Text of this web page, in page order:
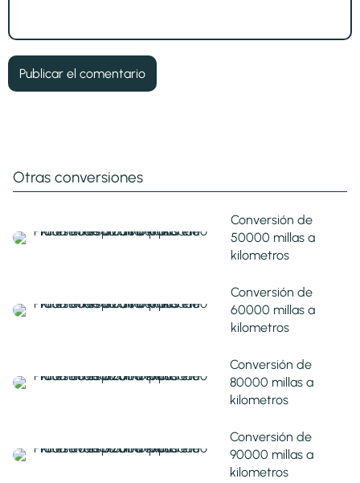
Otras conversiones
Conversión de
50000 millas a
kilometros
Conversión de
60000 millas a
kilometros
Conversión de
80000 millas a
kilometros
Conversión de
90000 millas a
kilometros